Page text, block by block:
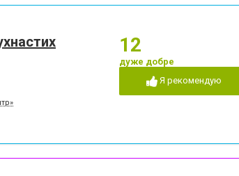
12
дуже добре
Я рекомендую